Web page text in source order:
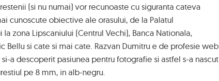
(si nu numai) vor recunoaste cu siguranta cateva
cunoscute obiective ale orasului, de la Palatul
la zona Lipscaniului (Centrul Vechi), Banca Nationala,
Bellu si cate si mai cate. Razvan Dumitru e de profesie web
a descoperit pasiunea pentru fotografie si astfel s-a nascut
pe 8 mm, in alb-negru.